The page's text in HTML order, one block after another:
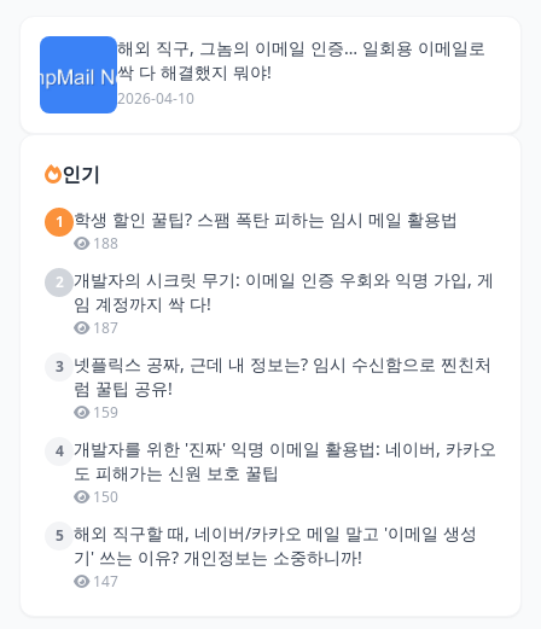
해외 직구, 그놈의 이메일 인증… 일회용 이메일로
싹 다 해결했지 뭐야!
2026-04-10
인기
1 학생 할인 꿀팁? 스팸 폭탄 피하는 임시 메일 활용법
188
2 개발자의 시크릿 무기: 이메일 인증 우회와 익명 가입, 게
임 계정까지 싹 다!
187
3 넷플릭스 공짜, 근데 내 정보는? 임시 수신함으로 찐친처
럼 꿀팁 공유!
159
4 개발자를 위한 '진짜' 익명 이메일 활용법: 네이버, 카카오
도 피해가는 신원 보호 꿀팁
150
5 해외 직구할 때, 네이버/카카오 메일 말고 '이메일 생성
기' 쓰는 이유? 개인정보는 소중하니까!
147